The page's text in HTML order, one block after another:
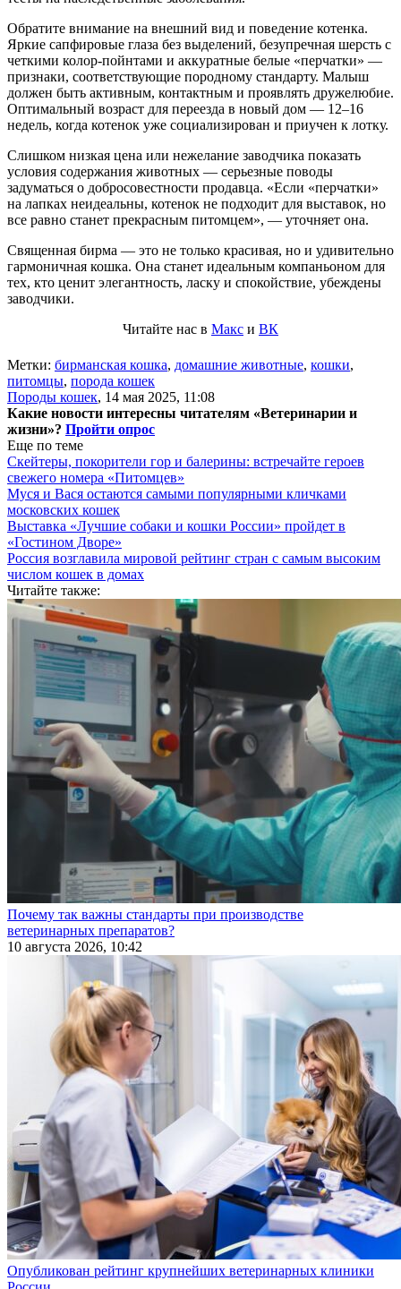
Обратите внимание на внешний вид и поведение котенка.
Яркие сапфировые глаза без выделений, безупречная шерсть с
четкими колор-пойнтами и аккуратные белые «перчатки» —
признаки, соответствующие породному стандарту. Малыш
должен быть активным, контактным и проявлять дружелюбие.
Оптимальный возраст для переезда в новый дом — 12–16
недель, когда котенок уже социализирован и приучен к лотку.
Слишком низкая цена или нежелание заводчика показать
условия содержания животных — серьезные поводы
задуматься о добросовестности продавца. «Если «перчатки»
на лапках неидеальны, котенок не подходит для выставок, но
все равно станет прекрасным питомцем», — уточняет она.
Священная бирма — это не только красивая, но и удивительно
гармоничная кошка. Она станет идеальным компаньоном для
тех, кто ценит элегантность, ласку и спокойствие, убеждены
заводчики.
Читайте нас в Макс и ВК
Метки: бирманская кошка, домашние животные, кошки,
питомцы, порода кошек
Породы кошек, 14 мая 2025, 11:08
Какие новости интересны читателям «Ветеринарии и
жизни»? Пройти опрос
Еще по теме
Скейтеры, покорители гор и балерины: встречайте героев
свежего номера «Питомцев»
Муся и Вася остаются самыми популярными кличками
московских кошек
Выставка «Лучшие собаки и кошки России» пройдет в
«Гостином Дворе»
Россия возглавила мировой рейтинг стран с самым высоким
числом кошек в домах
Читайте также:
Почему так важны стандарты при производстве
ветеринарных препаратов?
10 августа 2026, 10:42
Опубликован рейтинг крупнейших ветеринарных клиники